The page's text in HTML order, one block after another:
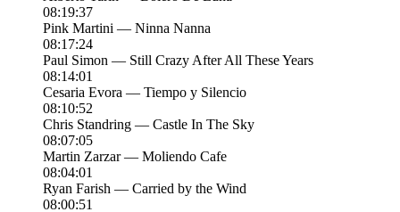
08:19:37
Pink Martini — Ninna Nanna
08:17:24
Paul Simon — Still Crazy After All These Years
08:14:01
Cesaria Evora — Tiempo y Silencio
08:10:52
Chris Standring — Castle In The Sky
08:07:05
Martin Zarzar — Moliendo Cafe
08:04:01
Ryan Farish — Carried by the Wind
08:00:51